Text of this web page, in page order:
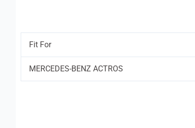
Fit For
MERCEDES-BENZ ACTROS